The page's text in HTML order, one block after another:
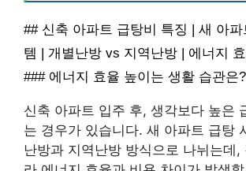
## 신축 아파트 급탕비 특징 | 새 아
템 | 개별난방 vs 지역난방 | 에너지
### 에너지 효율 높이는 생활 습관은?
신축 아파트 입주 후, 생각보다 높은
는 경우가 있습니다. 새 아파트 급탕
난방과 지역난방 방식으로 나뉘는데,